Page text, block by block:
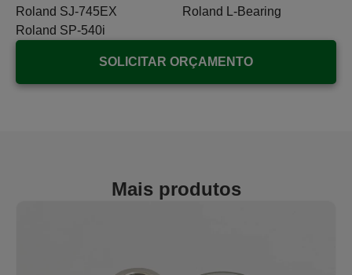
Roland SJ-745EX
Roland SP-540i
Roland L-Bearing
SOLICITAR ORÇAMENTO
Mais produtos